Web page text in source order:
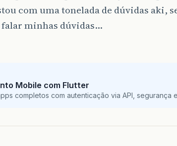
com uma tonelada de dúvidas aki,
falar minhas dúvidas…
Mobile com Flutter
completos com autenticação via API, segurança